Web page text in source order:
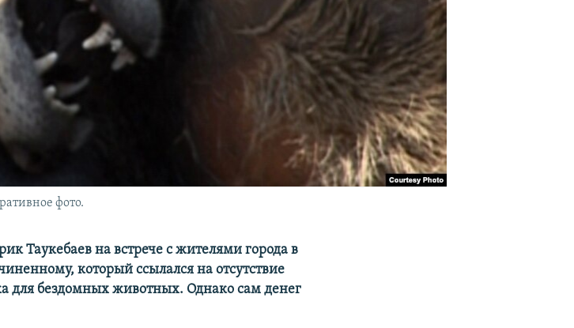
фото.
Таукебаев на встрече с жителями города в
который ссылался на отсутствие
для бездомных животных. Однако сам денег